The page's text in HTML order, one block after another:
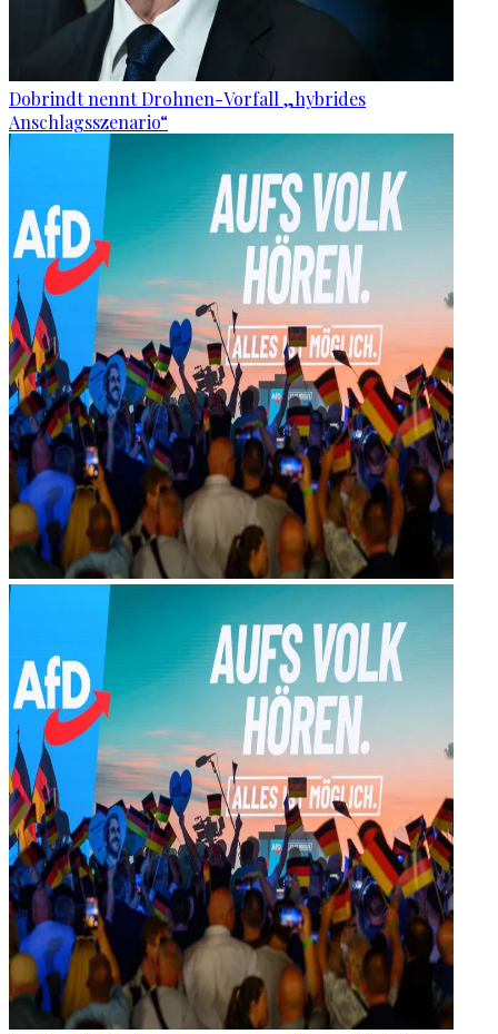
Dobrindt nennt Drohnen-Vorfall „hybrides
Anschlagsszenario“